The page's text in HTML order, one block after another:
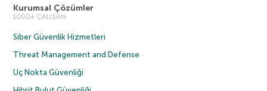
Kurumsal Çözümler
1000+ ÇALIŞAN
Siber Güvenlik Hizmetleri
Threat Management and Defense
Uç Nokta Güvenliği